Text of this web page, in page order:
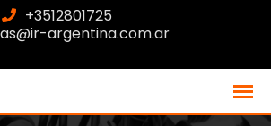
+3512801725
argentina.com.ar